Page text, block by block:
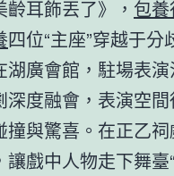
耳飾丟了》， 包
四位“主座”穿越于
湖廣會館，駐場表
深度融會，表演空
撞與驚喜。在正乙
戲中人物走下舞臺